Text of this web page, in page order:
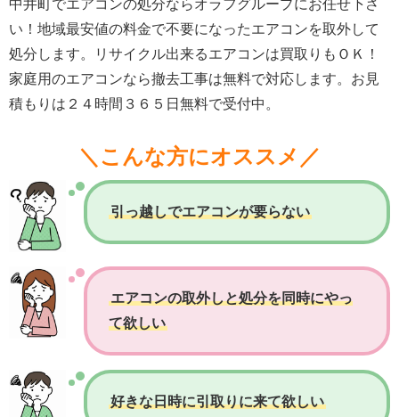
中井町でエアコンの処分ならオラフグループにお任せ下さ
い！地域最安値の料金で不要になったエアコンを取外して
処分します。リサイクル出来るエアコンは買取りもＯＫ！
家庭用のエアコンなら撤去工事は無料で対応します。お見
積もりは２４時間３６５日無料で受付中。
＼こんな方にオススメ／
引っ越しでエアコンが要らない
エアコンの取外しと処分を同時にやっ
て欲しい
好きな日時に引取りに来て欲しい